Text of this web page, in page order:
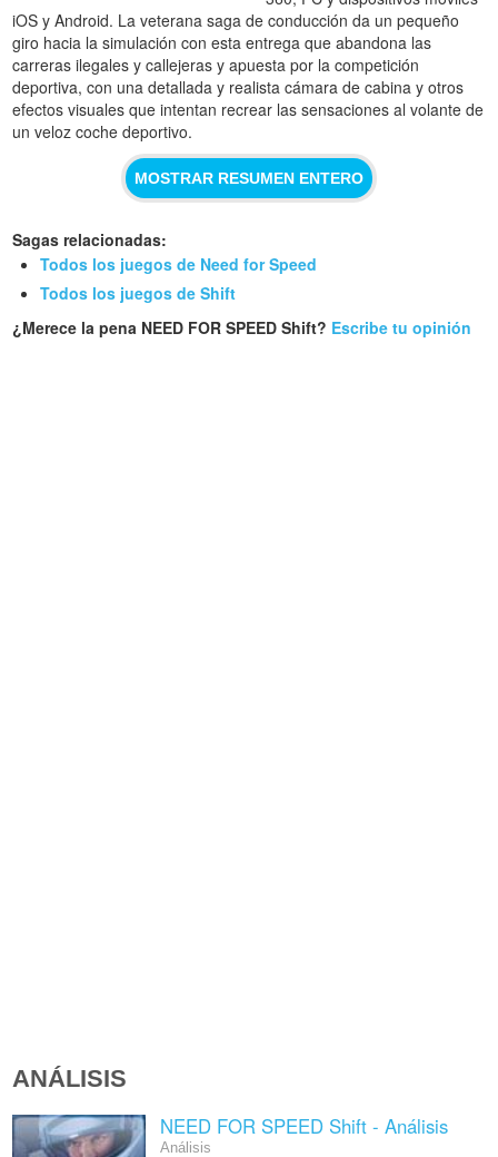
iOS y Android. La veterana saga de conducción da un pequeño
giro hacia la simulación con esta entrega que abandona las
carreras ilegales y callejeras y apuesta por la competición
deportiva, con una detallada y realista cámara de cabina y otros
efectos visuales que intentan recrear las sensaciones al volante de
un veloz coche deportivo.
MOSTRAR RESUMEN ENTERO
Sagas relacionadas:
Todos los juegos de Need for Speed
Todos los juegos de Shift
¿Merece la pena NEED FOR SPEED Shift? Escribe tu opinión
ANÁLISIS
NEED FOR SPEED Shift - Análisis
Análisis